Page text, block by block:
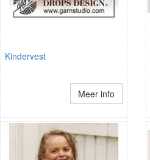
Kindervest
Meer info